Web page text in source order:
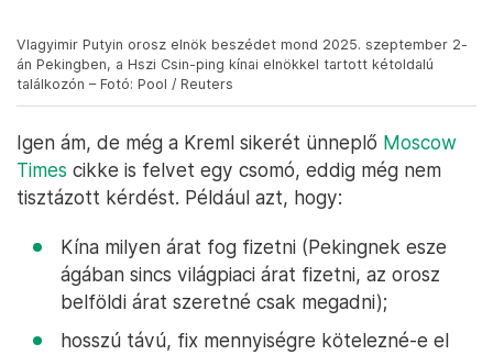
Vlagyimir Putyin orosz elnök beszédet mond 2025. szeptember 2-
án Pekingben, a Hszi Csin-ping kínai elnökkel tartott kétoldalú
találkozón – Fotó: Pool / Reuters
Igen ám, de még a Kreml sikerét ünneplő Moscow
Times cikke is felvet egy csomó, eddig még nem
tisztázott kérdést. Például azt, hogy:
Kína milyen árat fog fizetni (Pekingnek esze
ágában sincs világpiaci árat fizetni, az orosz
belföldi árat szeretné csak megadni);
hosszú távú, fix mennyiségre kötelezné-e el